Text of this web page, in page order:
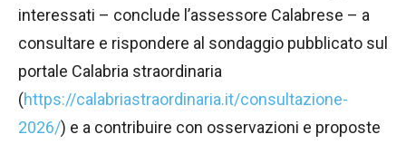
interessati ­– conclude l’assessore Calabrese – a
consultare e rispondere al sondaggio pubblicato sul
portale Calabria straordinaria
(https://calabriastraordinaria.it/consultazione-
2026/) e a contribuire con osservazioni e proposte